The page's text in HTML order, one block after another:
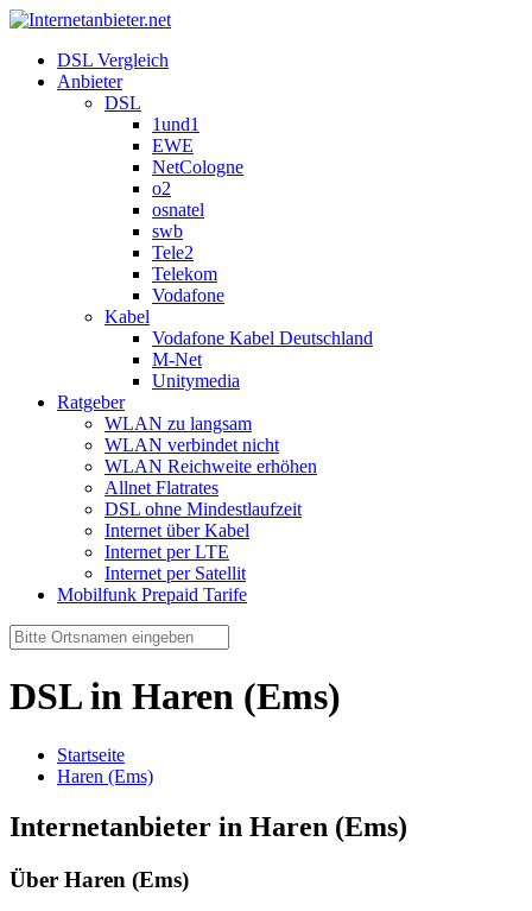
DSL Vergleich
Anbieter
DSL
1und1
EWE
NetCologne
o2
osnatel
swb
Tele2
Telekom
Vodafone
Kabel
Vodafone Kabel Deutschland
M-Net
Unitymedia
Ratgeber
WLAN zu langsam
WLAN verbindet nicht
WLAN Reichweite erhöhen
Allnet Flatrates
DSL ohne Mindestlaufzeit
Internet über Kabel
Internet per LTE
Internet per Satellit
Mobilfunk Prepaid Tarife
DSL in Haren (Ems)
Startseite
Haren (Ems)
Internetanbieter in Haren (Ems)
Über Haren (Ems)